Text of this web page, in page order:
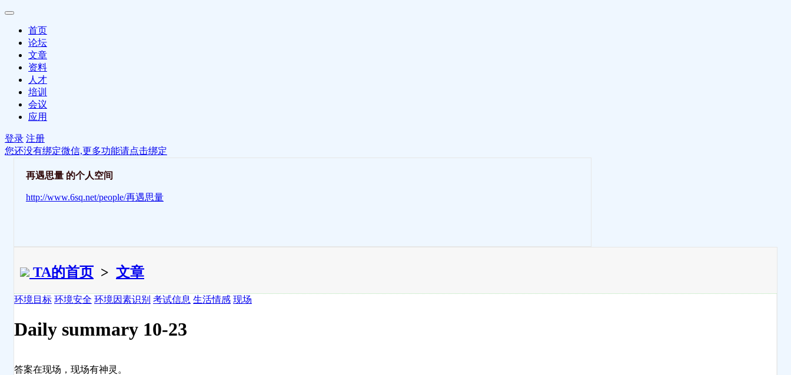
首页
论坛
文章
资料
人才
培训
会议
应用
登录 注册
您还没有绑定微信,更多功能请点击绑定
再遇思量 的个人空间
http://www.6sq.net/people/再遇思量
TA的首页 > 文章
环境目标 环境安全 环境因素识别 考试信息 生活情感 现场
Daily summary 10-23
答案在现场，现场有神灵。